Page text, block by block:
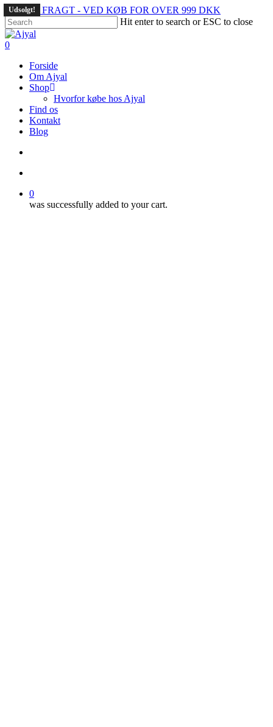
Skip
to
main
content
GRATIS FRAGT - VED KØB FOR OVER 999 DKK
Hit enter to search or ESC to close
Close
Search
search
account
0
Forside
Om Ajyal
Shop
Hvorfor købe hos Ajyal
Find os
Kontakt
Blog
0
was successfully added to your cart.
Udsolgt!
Udsolgt!